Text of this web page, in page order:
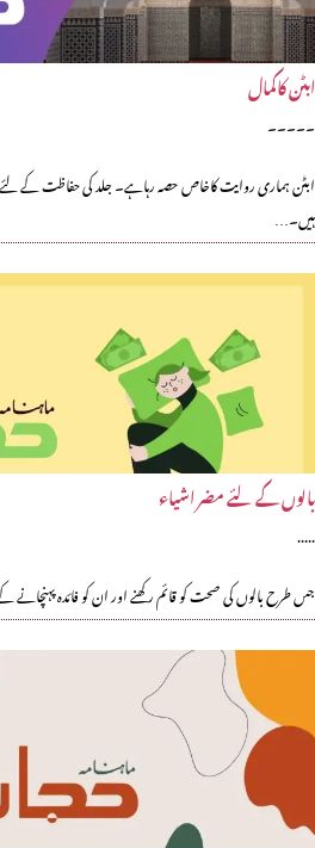
ابٹن کاکمال
۔۔۔۔۔
ابٹن ہماری روایت کاخاص حصہ رہاہے۔ جلد کی حفاظت کے لئے
ہیں۔…
بالوں کے لئے مضر اشیاء
.....
جس طرح بالوں کی صحت کو قائم رکھنے اور ان کو فائدہ